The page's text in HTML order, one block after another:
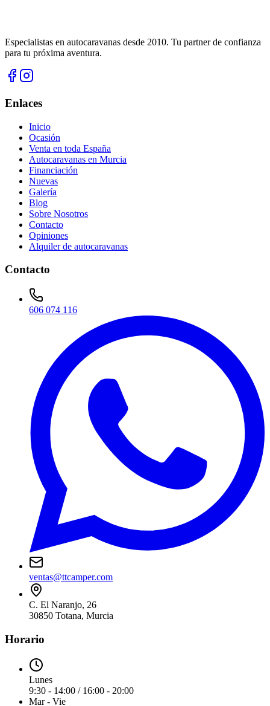
Especialistas en autocaravanas desde 2010. Tu partner de confianza
para tu próxima aventura.
Enlaces
Inicio
Ocasión
Venta en toda España
Autocaravanas en Murcia
Financiación
Nuevas
Galería
Blog
Sobre Nosotros
Contacto
Opiniones
Alquiler de autocaravanas
Contacto
606 074 116
ventas@ttcamper.com
C. El Naranjo, 26
30850 Totana, Murcia
Horario
Lunes
9:30 - 14:00 / 16:00 - 20:00
Mar - Vie